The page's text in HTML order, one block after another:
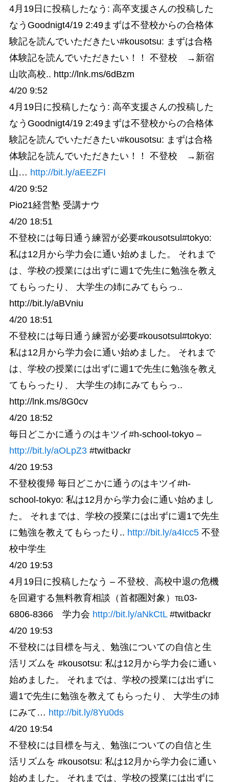
4月19日に投稿したなう: 高卒支援さんの投稿した
なうGoodnigt4/19 2:49まずは不登校からの合格体
験記を読んでいただきたい#kousotsu: まずは合格
体験記を読んでいただきたい！！ 不登校 →新宿
山吹高校.. http://lnk.ms/6dBzm
4/20 9:52
4月19日に投稿したなう: 高卒支援さんの投稿した
なうGoodnigt4/19 2:49まずは不登校からの合格体
験記を読んでいただきたい#kousotsu: まずは合格
体験記を読んでいただきたい！！ 不登校 →新宿
山… http://bit.ly/aEEZFI
4/20 9:52
Pio21経営塾 受講ナウ
4/20 18:51
不登校には毎日通う練習が必要#kousotsul#tokyo:
私は12月から学力会に通い始めました。 それまで
は、学校の授業には出ずに週1で先生に勉強を教え
てもらったり、 大学生の姉にみてもらっ..
http://bit.ly/aBVniu
4/20 18:51
不登校には毎日通う練習が必要#kousotsul#tokyo:
私は12月から学力会に通い始めました。 それまで
は、学校の授業には出ずに週1で先生に勉強を教え
てもらったり、 大学生の姉にみてもらっ..
http://lnk.ms/8G0cv
4/20 18:52
毎日どこかに通うのはキツイ#h-school-tokyo –
http://bit.ly/aOLpZ3#twitbackr
4/20 19:53
不登校復帰 毎日どこかに通うのはキツイ#h-
school-tokyo: 私は12月から学力会に通い始めまし
た。 それまでは、学校の授業には出ずに週1で先生
に勉強を教えてもらったり.. http://bit.ly/a4Icc5不登
校中学生
4/20 19:53
4月19日に投稿したなう – 不登校、高校中退の危機
を回避する無料教育相談（首都圏対象）℡03-
6806-8366 学力会 http://bit.ly/aNkCtL#twitbackr
4/20 19:53
不登校には目標を与え、勉強についての自信と生
活リズムを #kousotsu: 私は12月から学力会に通い
始めました。 それまでは、学校の授業には出ずに
週1で先生に勉強を教えてもらったり、 大学生の姉
にみて… http://bit.ly/8Yu0ds
4/20 19:54
不登校には目標を与え、勉強についての自信と生
活リズムを #kousotsu: 私は12月から学力会に通い
始めました。 それまでは、学校の授業には出ずに